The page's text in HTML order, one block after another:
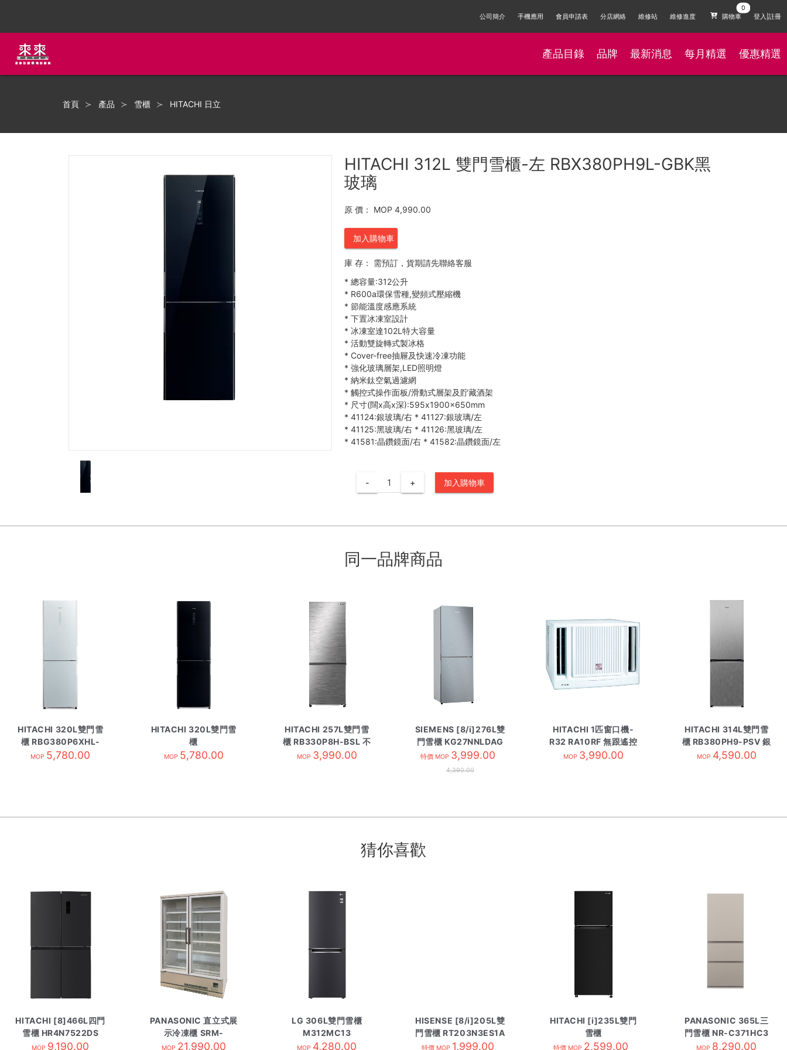
公司簡介 手機應用 會員申請表 分店網絡 維修站 維修進度 購物車 登入|註冊
產品目錄 品牌 最新消息 每月精選 優惠精選
首頁 產品 雪櫃 HITACHI 日立
HITACHI 312L 雙門雪櫃-左 RBX380PH9L-GBK黑
玻璃
原 價： MOP 4,990.00
加入購物車
庫 存：
需預訂，貨期請先聯絡客服
* 總容量:312公升
* R600a環保雪種,變頻式壓縮機
* 節能溫度感應系統
* 下置冰凍室設計
* 冰凍室達102L特大容量
* 活動雙旋轉式製冰格
* Cover-free抽屜及快速冷凍功能
* 強化玻璃層架,LED照明燈
* 納米鈦空氣過濾網
* 觸控式操作面板/滑動式層架及貯藏酒架
* 尺寸(闊x高x深):595x1900x650mm
* 41124:銀玻璃/右 * 41127:銀玻璃/左
* 41125:黑玻璃/右 * 41126:黑玻璃/左
* 41581:晶鑽鏡面/右 * 41582:晶鑽鏡面/左
- + 加入購物車
同一品牌商品
HITACHI 320L雙門雪
櫃 RBG380P6XHL-
GS銀玻璃
MOP 5,780.00
HITACHI 320L雙門雪
櫃
RBG380P6XHLGBK
MOP 5,780.00
HITACHI 257L雙門雪
櫃 RB330P8H-BSL 不
繡綱
MOP 3,990.00
SIEMENS [8/i]276L雙
門雪櫃 KG27NNLDAG
特價 MOP 3,999.00
4,390.00
HITACHI 1匹窗口機-
R32 RA10RF 無跟遙控
MOP 3,990.00
HITACHI 314L雙門雪
櫃 RB380PH9-PSV 銀
灰色
MOP 4,590.00
猜你喜歡
HITACHI [8]466L四門
雪櫃 HR4N7522DS
DX黑綱灰
MOP 9,190.00
PANASONIC 直立式展
示冷凍櫃 SRM-
CD471-L
MOP 21,990.00
LG 306L雙門雪櫃
M312MC13
MOP 4,280.00
HISENSE [8/i]205L雙
門雪櫃 RT203N3ES1A
特價 MOP 1,999.00
HITACHI [i]235L雙門
雪櫃
HRTN5255MFBBKHK
特價 MOP 2,599.00
PANASONIC 365L三
門雪櫃 NR-C371HC3
大象灰
MOP 8,290.00